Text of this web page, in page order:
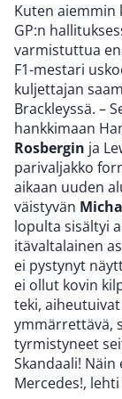
Kuten aiemmin
GP:n
varmistuttua
F1-mestari
kuljettajan
Brackleyssä. –
hankkimaan
Rosbergin ja
parivaljakko
aikaan uuden
väistyvän
lopulta sisältyi
itävaltalainen
ei pystynyt
ei ollut kovin
teki,
ymmärrettävä,
tyrmistyneet
Skandaali!
Mercedes!,